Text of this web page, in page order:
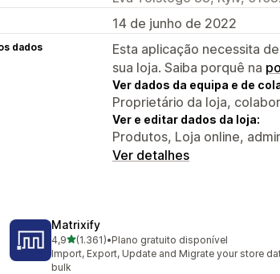
14 de junho de 2022
dados
Esta aplicação necessita
sua loja. Saiba porquê na
Ver dados da equipa e de
Proprietário da loja,
Ver e editar dados da loja:
Produtos, Loja online,
Ver detalhes
Matrixify
4,9de 5 estrelas
(1.361)
1361 total de avaliações
•Plano gratuito disponível
Import, Export, Update and Migrate your store
bulk